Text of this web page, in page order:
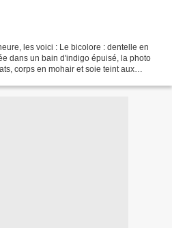
les voici : Le bicolore : dentelle en
dans un bain d'indigo épuisé, la photo
corps en mohair et soie teint aux